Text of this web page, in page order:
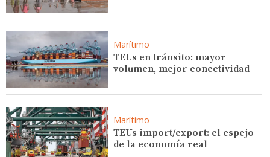
Marítimo
TEUs en tránsito: mayor
volumen, mejor conectividad
Marítimo
TEUs import/export: el espejo
de la economía real